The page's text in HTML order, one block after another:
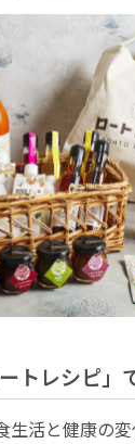
トレシピ」
活と健康の変